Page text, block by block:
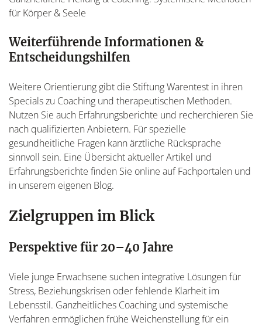
für Körper & Seele
Weiterführende Informationen &
Entscheidungshilfen
Weitere Orientierung gibt die Stiftung Warentest in ihren
Specials zu Coaching und therapeutischen Methoden.
Nutzen Sie auch Erfahrungsberichte und recherchieren Sie
nach qualifizierten Anbietern. Für spezielle
gesundheitliche Fragen kann ärztliche Rücksprache
sinnvoll sein. Eine Übersicht aktueller Artikel und
Erfahrungsberichte finden Sie online auf Fachportalen und
in unserem eigenen Blog.
Zielgruppen im Blick
Perspektive für 20–40 Jahre
Viele junge Erwachsene suchen integrative Lösungen für
Stress, Beziehungskrisen oder fehlende Klarheit im
Lebensstil. Ganzheitliches Coaching und systemische
Verfahren ermöglichen frühe Weichenstellung für ein